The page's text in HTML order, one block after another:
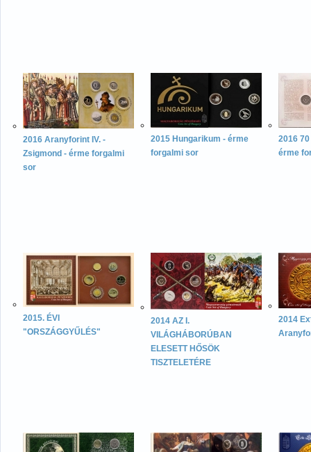
2016 Aranyforint IV. -
Zsigmond - érme forgalmi
sor
2015 Hungarikum - érme
forgalmi sor
2016
érme
2015. ÉVI
"ORSZÁGGYŰLÉS"
2014 AZ I.
VILÁGHÁBORÚBAN
ELESETT HŐSÖK
TISZTELETÉRE
2014